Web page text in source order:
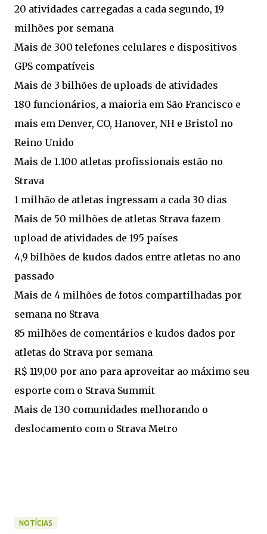
20 atividades carregadas a cada segundo, 19
milhões por semana
Mais de 300 telefones celulares e dispositivos
GPS compatíveis
Mais de 3 bilhões de uploads de atividades
180 funcionários, a maioria em São Francisco e
mais em Denver, CO, Hanover, NH e Bristol no
Reino Unido
Mais de 1.100 atletas profissionais estão no
Strava
1 milhão de atletas ingressam a cada 30 dias
Mais de 50 milhões de atletas Strava fazem
upload de atividades de 195 países
4,9 bilhões de kudos dados entre atletas no ano
passado
Mais de 4 milhões de fotos compartilhadas por
semana no Strava
85 milhões de comentários e kudos dados por
atletas do Strava por semana
R$ 119,00 por ano para aproveitar ao máximo seu
esporte com o Strava Summit
Mais de 130 comunidades melhorando o
deslocamento com o Strava Metro
NOTÍCIAS